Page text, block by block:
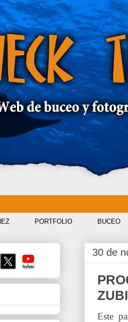
PORTFOLIO BUCEO
30 de
Este